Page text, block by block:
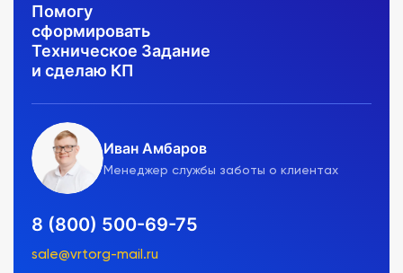
Помогу
сформировать
Техническое Задание
и сделаю КП
Иван Амбаров
Менеджер службы заботы о клиентах
8 (800) 500-69-75
sale@vrtorg-mail.ru